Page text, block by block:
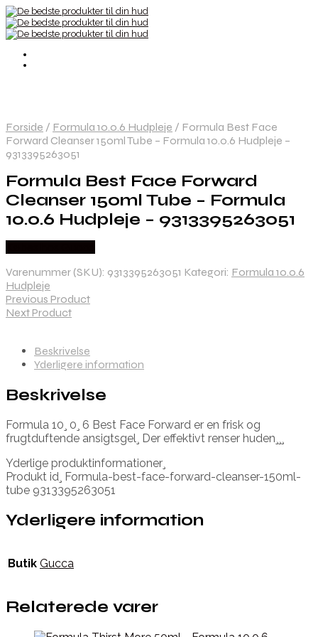
Forside / Formula 10.0.6 Hudpleje / Formula Best Face
Forward Cleanser 150ml Tube – Formula 10.0.6 Hudpleje –
9313395263051
Formula Best Face Forward
Cleanser 150ml Tube – Formula
10.0.6 Hudpleje – 9313395263051
Varenummer (SKU): 9313395263051 Kategori: Formula 10.0.6
Hudpleje
Previous Product
Next Product
Beskrivelse
Yderligere information
Beskrivelse
Formula 10¸ 0¸ 6 Best Face Forward er en frisk og
frugtduftende ansigtsgel¸ Der effektivt renser huden¸¸¸
Yderlige produktinformationer¸
Produkt id¸ Formula-best-face-forward-cleanser-150ml-
tube 9313395263051
Yderligere information
Butik Gucca
Relaterede varer